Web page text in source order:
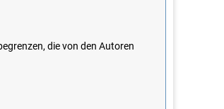
die von den Autoren